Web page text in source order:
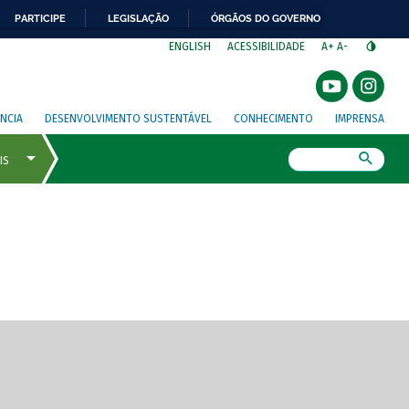
PARTICIPE LEGISLAÇÃO ÓRGÃOS DO GOVERNO
ENGLISH ACESSIBILIDADE A+ A-
DESENVOLVIMENTO SUSTENTÁVEL CONHECIMENTO IMPRENSA
de tela